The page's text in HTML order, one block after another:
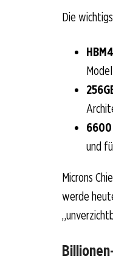
Die
6600
und
Microns
werde